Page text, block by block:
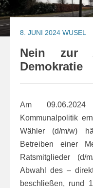
springen
8. JUNI 2024 WUSEL
Nein zur
Demokratie
Am
Kommunalpolitik
Wähler (d/m/w)
Betreiben einer
Ratsmitglieder
Abwahl des –
beschließen, rund